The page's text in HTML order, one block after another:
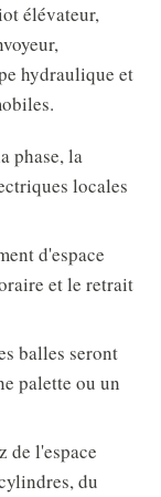
élévateur,
hydraulique et
phase, la
locales
d'espace
et le retrait
balles seront
palette ou un
de l'espace
du